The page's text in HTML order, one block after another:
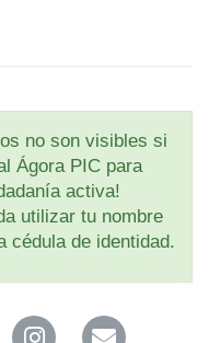
no son visibles si
Ágora PIC para
activa!
utilizar tu nombre
cédula de identidad.